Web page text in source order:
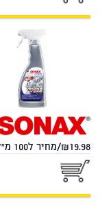
19.98/מחיר ל100 מ"ל